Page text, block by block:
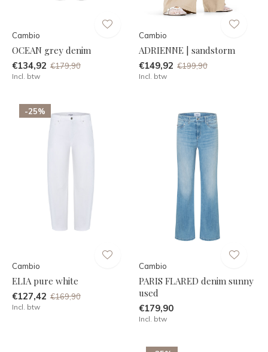
Cambio
OCEAN grey denim
€134,92 €179,90
Incl. btw
Cambio
ADRIENNE | sandstorm
€149,92 €199,90
Incl. btw
-25%
Cambio
ELIA pure white
€127,42 €169,90
Incl. btw
Cambio
PARIS FLARED denim sunny
used
€179,90
Incl. btw